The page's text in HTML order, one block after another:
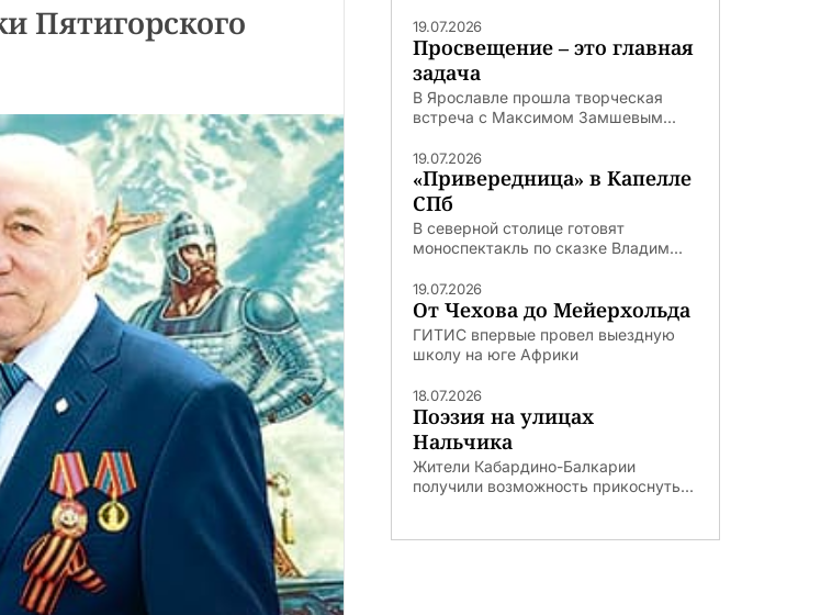
Пятигорского
19.07.2026
Просвещение – это главная
задача
В Ярославле прошла творческая
встреча с Максимом Замшевым...
19.07.2026
«Привередница» в Капелле
СПб
В северной столице готовят
моноспектакль по сказке Владим...
19.07.2026
От Чехова до Мейерхольда
ГИТИС впервые провел выездную
школу на юге Африки
18.07.2026
Поэзия на улицах
Нальчика
Жители Кабардино-Балкарии
получили возможность прикоснуть...